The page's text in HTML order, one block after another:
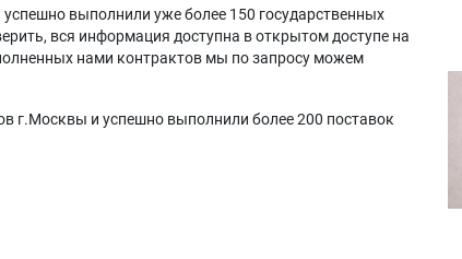
выполнили уже более 150 государственных
вся информация доступна в открытом доступе на
нами контрактов мы по запросу можем
г.Москвы и успешно выполнили более 200 поставок